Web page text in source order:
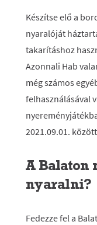
Készítse elő a
nyaralóját
takarításhoz
Azonnali Hab
még számos
felhasználásával
2021.09.01.
A Balaton
nyaralni?
Fedezze fel a